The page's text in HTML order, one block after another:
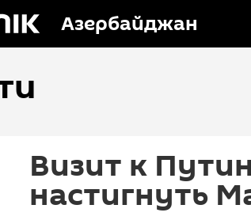
Азербайджан
Визит к
настигнуть